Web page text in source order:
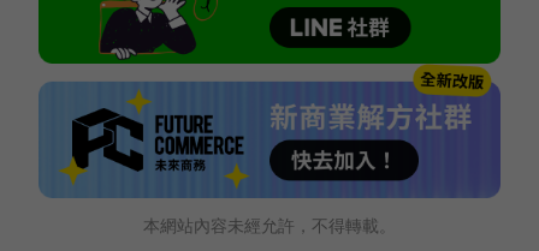
本網站內容未經允許，不得轉載。